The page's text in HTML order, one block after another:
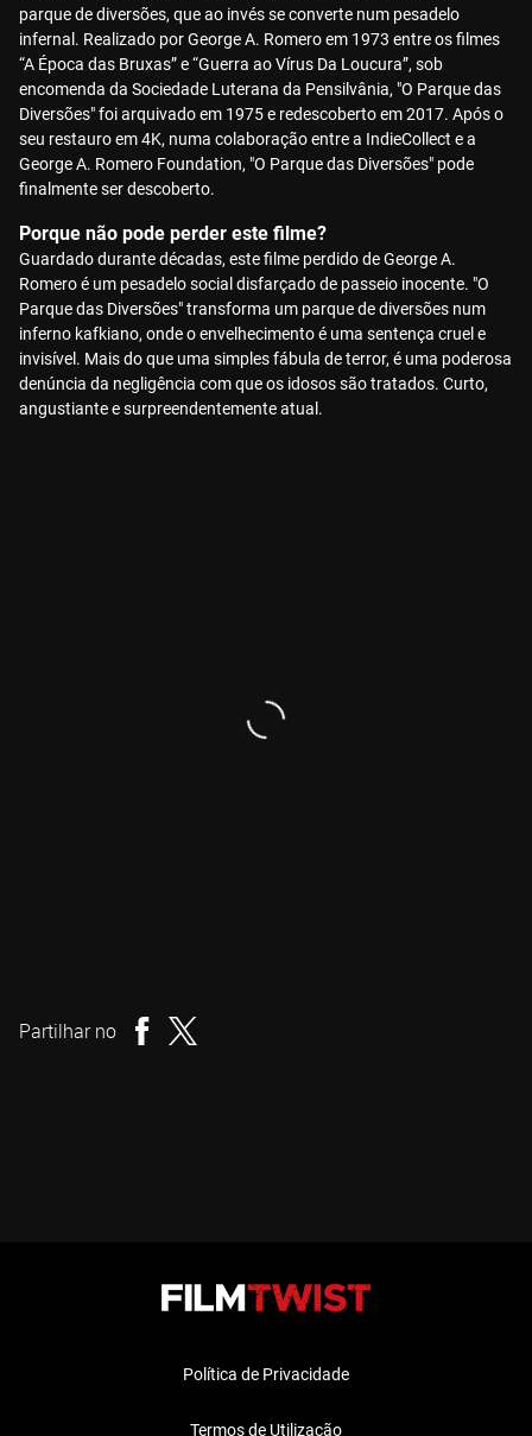
parque de diversões, que ao invés se converte num pesadelo
infernal. Realizado por George A. Romero em 1973 entre os filmes
“A Época das Bruxas” e “Guerra ao Vírus Da Loucura”, sob
encomenda da Sociedade Luterana da Pensilvânia, "O Parque das
Diversões" foi arquivado em 1975 e redescoberto em 2017. Após o
seu restauro em 4K, numa colaboração entre a IndieCollect e a
George A. Romero Foundation, "O Parque das Diversões" pode
finalmente ser descoberto.
Porque não pode perder este filme?
Guardado durante décadas, este filme perdido de George A.
Romero é um pesadelo social disfarçado de passeio inocente. "O
Parque das Diversões" transforma um parque de diversões num
inferno kafkiano, onde o envelhecimento é uma sentença cruel e
invisível. Mais do que uma simples fábula de terror, é uma poderosa
denúncia da negligência com que os idosos são tratados. Curto,
angustiante e surpreendentemente atual.
Partilhar no
Política de Privacidade
Termos de Utilização